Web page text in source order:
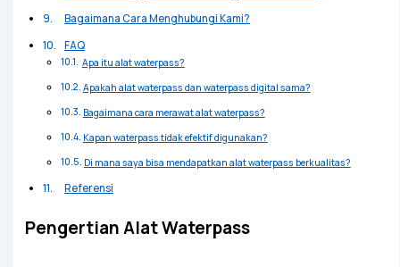
Bagaimana Cara Menghubungi Kami?
FAQ
Apa itu alat waterpass?
Apakah alat waterpass dan waterpass digital sama?
Bagaimana cara merawat alat waterpass?
Kapan waterpass tidak efektif digunakan?
Di mana saya bisa mendapatkan alat waterpass berkualitas?
Referensi
Pengertian Alat Waterpass